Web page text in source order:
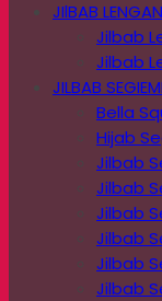
JIlBAB LENGAN
Jilbab
Jilbab
JILBAB
Bella
Hijab
Jilbab
Jilbab
Jilbab
Jilbab
Jilbab
Jilbab